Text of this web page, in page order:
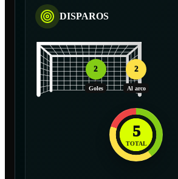
DISPAROS
2
Goles
2
Al arco
5
TOTAL